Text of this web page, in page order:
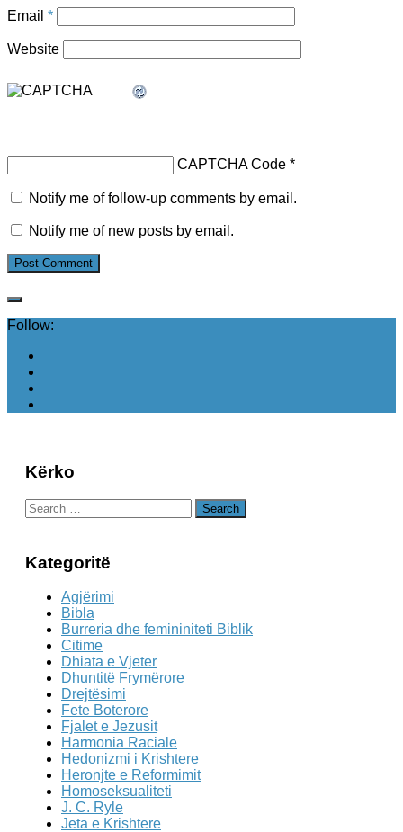
Email *
Website
CAPTCHA Code *
Notify me of follow-up comments by email.
Notify me of new posts by email.
Follow:
Kërko
Search
for:
Kategoritë
Agjërimi
Bibla
Burreria dhe femininiteti Biblik
Citime
Dhiata e Vjeter
Dhuntitë Frymërore
Drejtësimi
Fete Boterore
Fjalet e Jezusit
Harmonia Raciale
Hedonizmi i Krishtere
Heronjte e Reformimit
Homoseksualiteti
J. C. Ryle
Jeta e Krishtere